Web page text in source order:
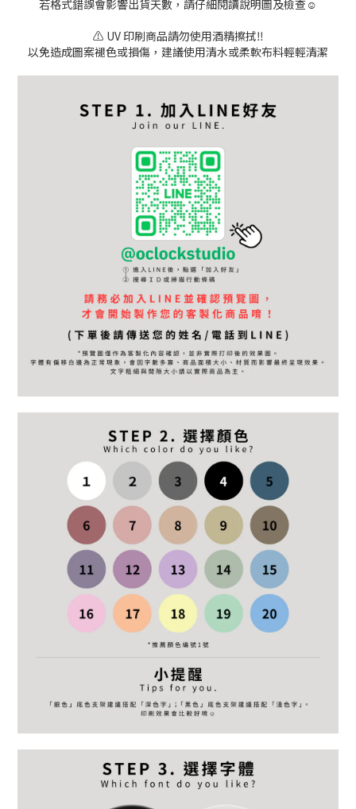
若格式錯誤會影響出貨天數，請仔細閱讀說明圖及檢查☺
⚠️ UV 印刷商品請勿使用酒精擦拭‼️
以免造成圖案褪色或損傷，建議使用清水或柔軟布料輕輕清潔